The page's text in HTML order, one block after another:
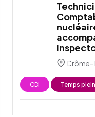
Drôme-
CDI Temps plein